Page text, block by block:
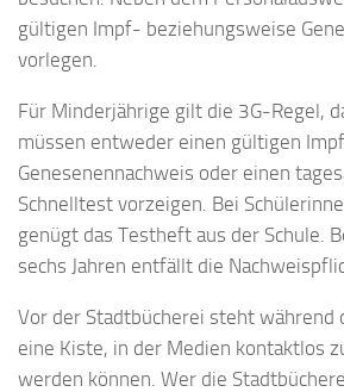
gültigen Impf- beziehungsweise
vorlegen.
Für Minderjährige gilt die 3G-Regel,
müssen entweder einen gültigen
Genesenennachweis oder einen
Schnelltest vorzeigen. Bei
genügt das Testheft aus der Schule.
sechs Jahren entfällt die
Vor der Stadtbücherei steht während
eine Kiste, in der Medien kontaktlos
werden können. Wer die